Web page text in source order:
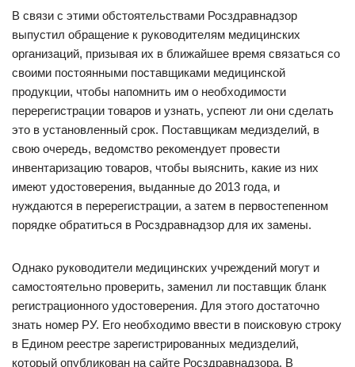
В связи с этими обстоятельствами Росздравнадзор
выпустил обращение к руководителям медицинских
организаций, призывая их в ближайшее время связаться со
своими постоянными поставщиками медицинской
продукции, чтобы напомнить им о необходимости
перерегистрации товаров и узнать, успеют ли они сделать
это в установленный срок. Поставщикам медизделий, в
свою очередь, ведомство рекомендует провести
инвентаризацию товаров, чтобы выяснить, какие из них
имеют удостоверения, выданные до 2013 года, и
нуждаются в перерегистрации, а затем в первостепенном
порядке обратиться в Росздравнадзор для их замены.
Однако руководители медицинских учреждений могут и
самостоятельно проверить, заменил ли поставщик бланк
регистрационного удостоверения. Для этого достаточно
знать номер РУ. Его необходимо ввести в поисковую строку
в Едином реестре зарегистрированных медизделий,
который опубликован на сайте Росздравнадзора. В